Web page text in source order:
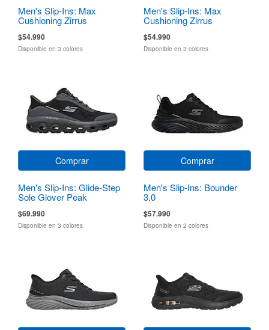
Men's Slip-Ins: Max
Cushioning Zirrus
Zirrostratus
$54.990
Disponible en 3 colores
Men's Slip-Ins: Max
Cushioning Zirrus
Zirrostratus
$54.990
Disponible en 3 colores
Comprar
Men's Slip-Ins: Glide-Step
Sole Glover Peak
$69.990
Disponible en 3 colores
Comprar
Men's Slip-Ins: Bounder
3.0
$57.990
Disponible en 2 colores